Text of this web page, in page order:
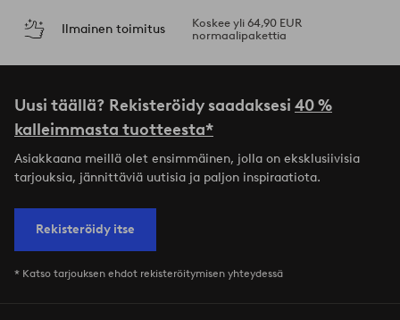
Ilmainen toimitus
Koskee yli 64,90 EUR
normaalipakettia
Uusi täällä? Rekisteröidy saadaksesi 40 %
kalleimmasta tuotteesta*
Asiakkaana meillä olet ensimmäinen, jolla on eksklusiivisia
tarjouksia, jännittäviä uutisia ja paljon inspiraatiota.
Rekisteröidy itse
* Katso tarjouksen ehdot rekisteröitymisen yhteydessä